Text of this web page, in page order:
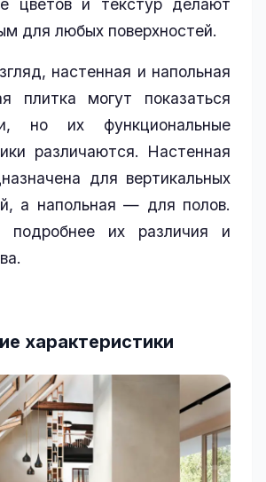
цветов и текстур делают
для любых поверхностей.
настенная и напольная
плитка могут показаться
но их функциональные
различаются. Настенная
для вертикальных
а напольная — для полов.
подробнее их различия и
характеристики